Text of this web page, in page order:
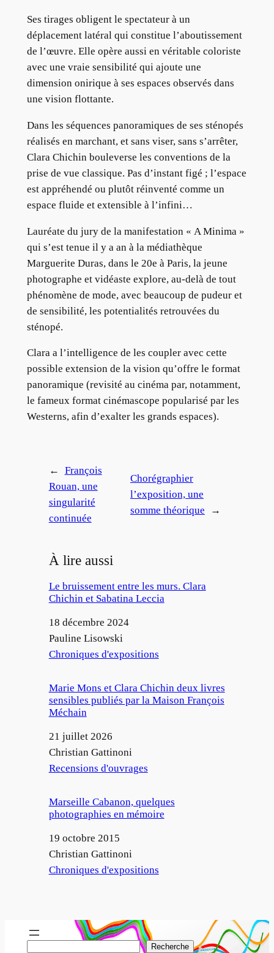
Ses tirages obligent le spectateur à un
déplacement latéral qui constitue l’aboutissement
de l’œuvre. Elle opère aussi en véritable coloriste
avec une vraie sensibilité qui ajoute une
dimension onirique à ses espaces observés dans
une vision flottante.
Dans les séquences panoramiques de ses sténopés
réalisés en marchant, et sans viser, sans s’arrêter,
Clara Chichin bouleverse les conventions de la
prise de vue classique. Pas d’instant figé ; l’espace
est appréhendé ou plutôt réinventé comme un
espace fluide et extensible à l’infini…
Lauréate du jury de la manifestation « A Minima »
qui s’est tenue il y a an à la médiathèque
Marguerite Duras, dans le 20e à Paris, la jeune
photographe et vidéaste explore, au-delà de tout
phénomène de mode, avec beaucoup de pudeur et
de sensibilité, les potentialités retrouvées du
sténopé.
Clara a l’intelligence de les coupler avec cette
possible extension de la vision qu’offre le format
panoramique (revisité au cinéma par, notamment,
le fameux format cinémascope popularisé par les
Westerns, afin d’exalter les grands espaces).
←
François
Rouan, une
singularité
continuée
Chorégraphier
l’exposition, une
somme théorique
→
À lire aussi
Le bruissement entre les murs. Clara
Chichin et Sabatina Leccia
Date
18 décembre 2024
Auteur
Pauline Lisowski
Par rapport à
Chroniques d'expositions
Marie Mons et Clara Chichin deux livres
sensibles publiés par la Maison François
Méchain
Date
21 juillet 2026
Auteur
Christian Gattinoni
Par rapport à
Recensions d'ouvrages
Marseille Cabanon, quelques
photographies en mémoire
Date
19 octobre 2015
Auteur
Christian Gattinoni
Par rapport à
Chroniques d'expositions
Recherche